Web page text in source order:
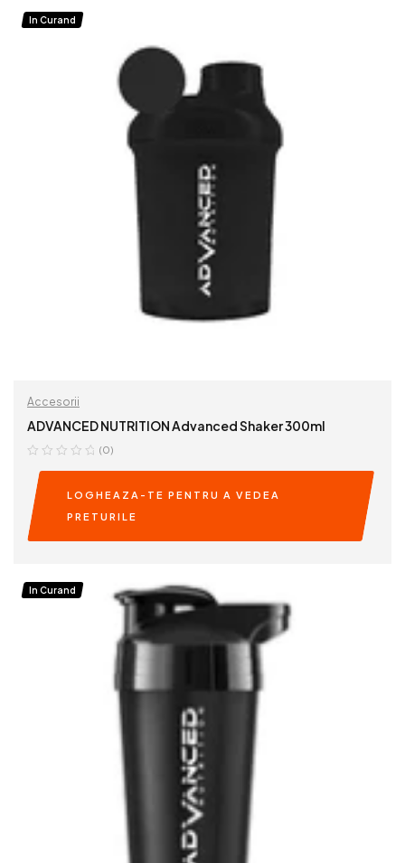
In Curand
Accesorii
ADVANCED NUTRITION Advanced Shaker 300ml
(0)
LOGHEAZA-TE PENTRU A VEDEA
PRETURILE
READ MORE
In Curand